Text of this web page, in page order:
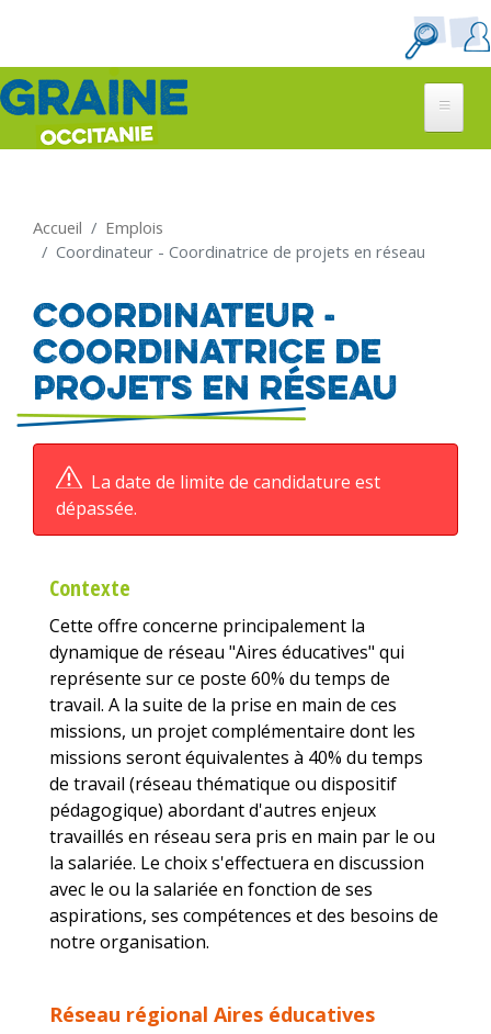
contenu
Accueil
Emplois
Coordinateur - Coordinatrice de projets en réseau
Coordinateur -
Coordinatrice de
projets en réseau
La date de limite de candidature est
dépassée.
Contexte
Cette offre concerne principalement la
dynamique de réseau "Aires éducatives" qui
représente sur ce poste 60% du temps de
travail. A la suite de la prise en main de ces
missions, un projet complémentaire dont les
missions seront équivalentes à 40% du temps
de travail (réseau thématique ou dispositif
pédagogique) abordant d'autres enjeux
travaillés en réseau sera pris en main par le ou
la salariée. Le choix s'effectuera en discussion
avec le ou la salariée en fonction de ses
aspirations, ses compétences et des besoins de
notre organisation.
Réseau régional Aires éducatives